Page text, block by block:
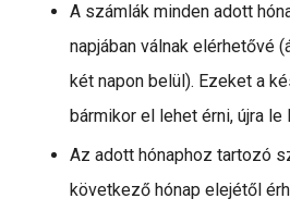
A számlák minden adott
napjában válnak elérhetővé
két napon belül). Ezeket a
bármikor el lehet érni, újra le
Az adott hónaphoz tartozó
következő hónap elejétől